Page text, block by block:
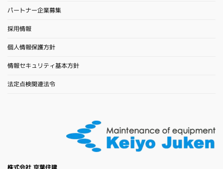
パートナー企業募集
採用情報
個人情報保護方針
情報セキュリティ基本方針
法定点検関連法令
株式会社 京葉住建